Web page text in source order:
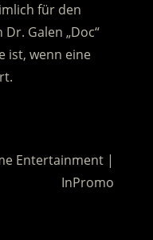
für den
Galen „Doc“
ist, wenn eine
Entertainment |
InPromo